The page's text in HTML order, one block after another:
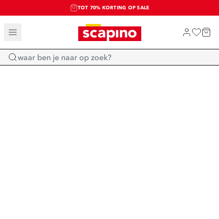
TOT 70% KORTING OP SALE
SALE: LAATSTE KANS!
SHOP NIEUW
Home